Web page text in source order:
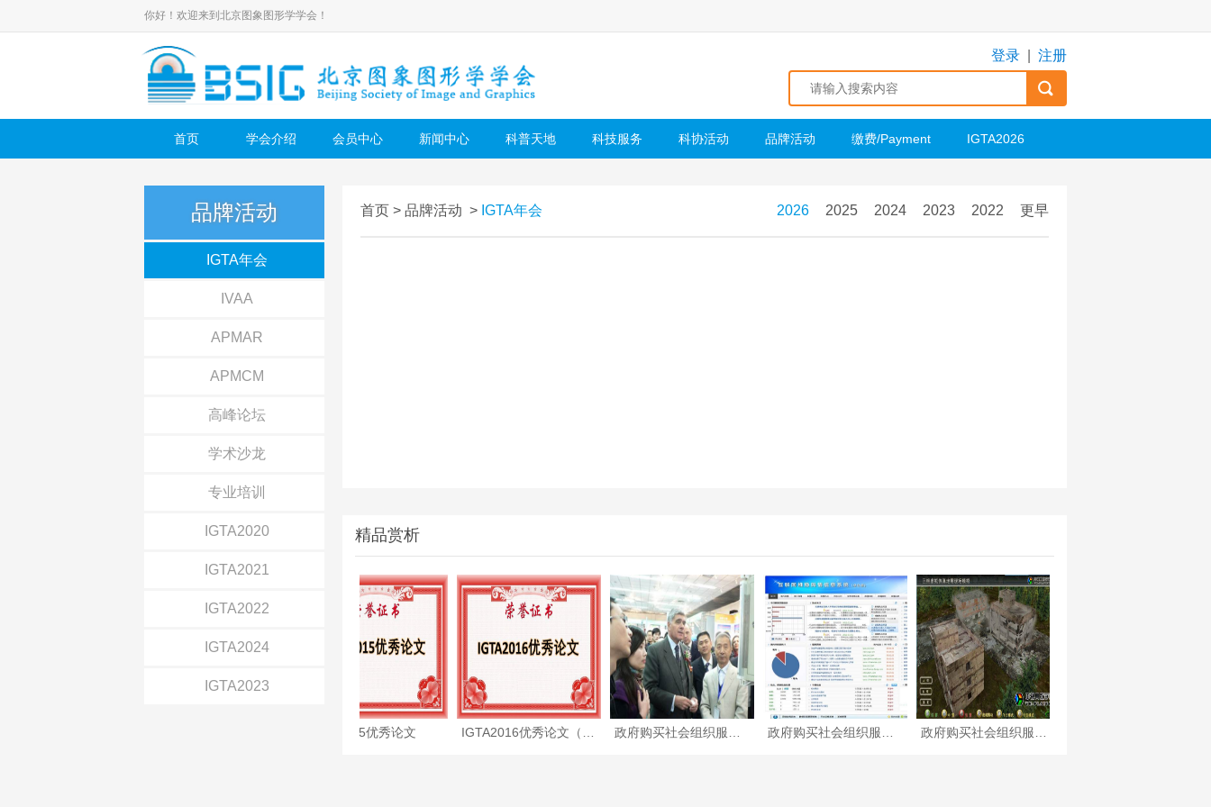
你好！欢迎来到北京图象图形学学会！
登录 注册
首页 学会介绍 会员中心 新闻中心 科普天地 科技服务 科协活动 品牌活动 缴费/Payment IGTA2026
品牌活动
IGTA年会
IVAA
APMAR
APMCM
高峰论坛
学术沙龙
专业培训
IGTA2020
IGTA2021
IGTA2022
IGTA2024
IGTA2023
首页 > 品牌活动 > IGTA年会 2026 2025 2024 2023 2022 更早
精品赏析
IGTA2015优秀论文 IGTA2016优秀论文（附全文） 政府购买社会组织服务项目—住宅小区人脸识别 政府购买社会组织服务项目—运用云计算的网络社会舆情监测 政府购买社会组织服务项目—计算机虚拟现实